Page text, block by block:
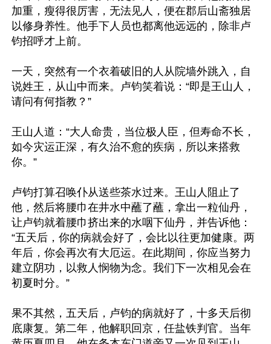
加重，瘦得很厉害，无法见人，便在郡后山斋独居
以修身养性。他手下人员也都离他远远的，除非卢
钧招呼才上前。
一天，突然有一个衣着破旧的人从院墙外跳入，自
说姓王，从山中而来。卢钧笑着说：“即是王山人，
请问有何指教？”
王山人道：“大人命贵，当位极人臣，但寿命不长，
如今灾运正深，有久治不愈的疾病，所以来搭救
你。”
卢钧打算召唤仆从送些茶水过来。王山人阻止了
他，然后将腰巾在井水中蘸了蘸，拿出一粒仙丹，
让卢钧就着腰巾挤出来的水咽下仙丹，并告诉他：
“五天后，你的病就会好了，会比以往更加健康。两
年后，你会再次有大厄运。在此期间，你应当努力
建立阴功，以救人悯物为念。我们下一次相见会在
初夏时分。”
果不其然，五天后，卢钧的病就好了，十多天后彻
底康复。第二年，他解职回京，任盐铁判官。当年